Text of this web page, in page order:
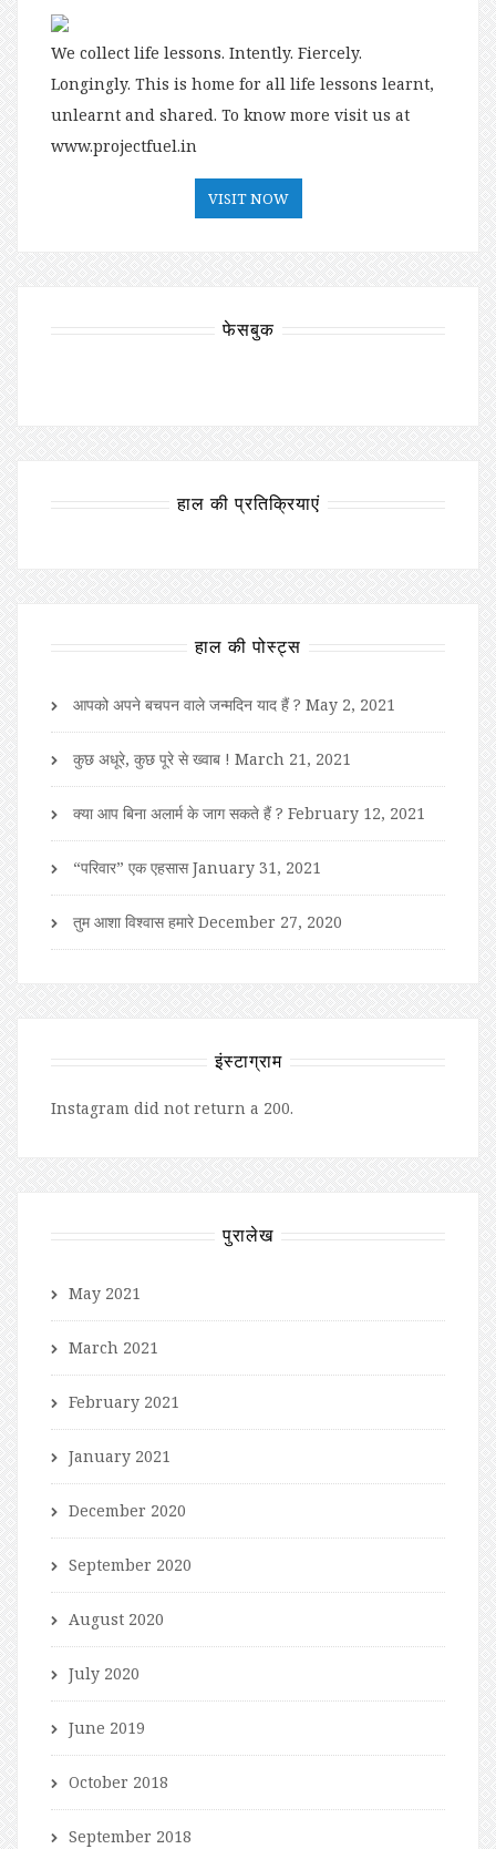
We collect life lessons. Intently. Fiercely.
Longingly. This is home for all life lessons learnt,
unlearnt and shared. To know more visit us at
www.projectfuel.in
VISIT NOW
फेसबुक
हाल की प्रतिक्रियाएं
हाल की पोस्ट्स
आपको अपने बचपन वाले जन्मदिन याद हैं ? May 2, 2021
कुछ अधूरे, कुछ पूरे से ख्वाब ! March 21, 2021
क्या आप बिना अलार्म के जाग सकते हैं ? February 12, 2021
“परिवार” एक एहसास January 31, 2021
तुम आशा विश्वास हमारे December 27, 2020
इंस्टाग्राम
Instagram did not return a 200.
पुरालेख
May 2021
March 2021
February 2021
January 2021
December 2020
September 2020
August 2020
July 2020
June 2019
October 2018
September 2018